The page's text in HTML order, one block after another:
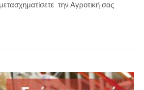
την Αγροτική σας